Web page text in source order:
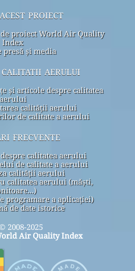
proiect
de proiect World Air Quality
Index
presă și media
calitatii aerului
și articole despre calitatea
aerului
calității aerului
de calitate a aerului
frecvente
calitatea aerului
de calitate a aerului
calității aerului
calitatea aerului (măști,
programare a aplicației)
de date istorice
© 2008-2025
Air Quality Index